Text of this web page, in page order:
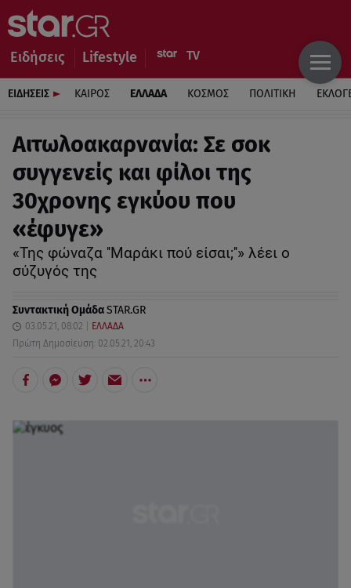
Ειδήσεις Lifestyle
ΕΙΔΗΣΕΙΣ ΚΑΙΡΟΣ ΕΛΛΑΔΑ ΚΟΣΜΟΣ ΠΟΛΙΤΙΚΗ
Αιτωλοακαρνανία: Σε σοκ
συγγενείς και φίλοι της
30χρονης εγκύου που
«έφυγε»
«Της φώναζα ''Μαράκι πού είσαι;''» λέει ο
σύζυγός της
Συντακτική ΟμάδαSTAR.GR
03.05.21, 08:02
ΕΛΛΑΔΑ
Πρώτη Δημοσίευση: 02.05.21, 20:43